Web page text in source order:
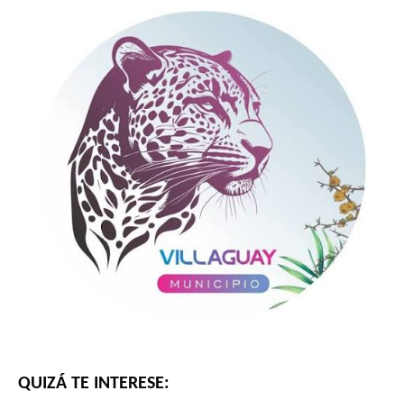
QUIZÁ TE INTERESE: